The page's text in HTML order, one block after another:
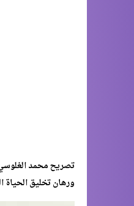
تصريح محمد
ورهان تخليق الحياة العامة” في